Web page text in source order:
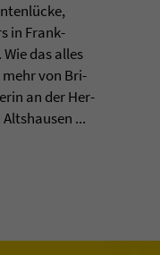
in Frank­
das alles
mehr von Bri­
an der Her­
...